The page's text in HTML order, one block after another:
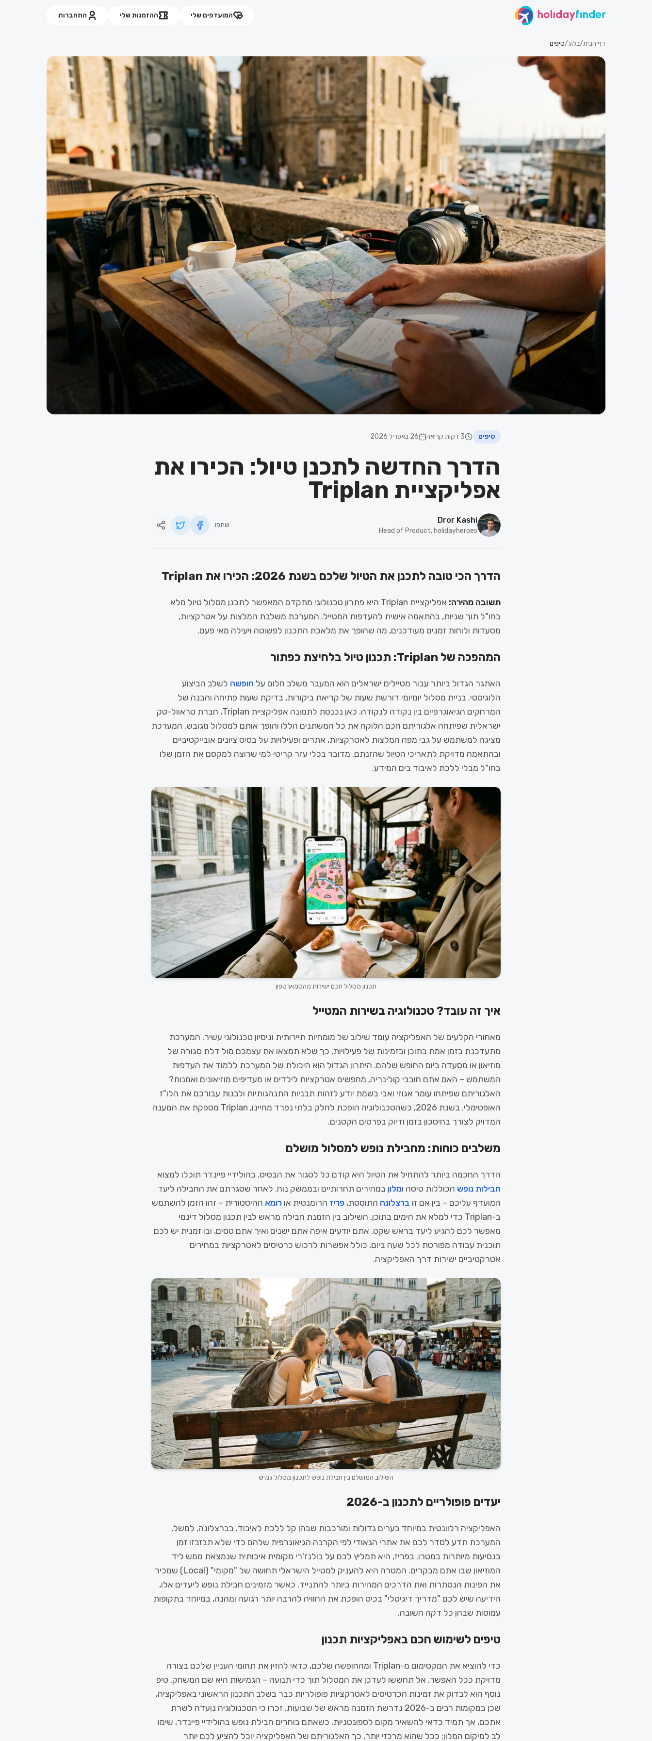
המועדפים שלי ההזמנות שלי התחברות
דף הבית/בלוג/טיפים
טיפים 3 דקות קריאה 26 באפריל 2026
הדרך החדשה לתכנן טיול: הכירו את
אפליקציית Triplan
Dror Kashi
Head of Product, holidayheroes
שתפו:
הדרך הכי טובה לתכנן את הטיול שלכם בשנת 2026: הכירו את Triplan
תשובה מהירה:
אפליקציית Triplan היא פתרון טכנולוגי מתקדם המאפשר לתכנן מסלול טיול מלא
בחו"ל תוך שניות, בהתאמה אישית להעדפות המטייל. המערכת משלבת המלצות על אטרקציות,
מסעדות ולוחות זמנים מעודכנים, מה שהופך את מלאכת התכנון לפשוטה ויעילה מאי פעם.
המהפכה של Triplan: תכנון טיול בלחיצת כפתור
האתגר הגדול ביותר עבור מטיילים ישראלים הוא המעבר משלב חלום על חופשה לשלב הביצוע
הלוגיסטי. בניית מסלול יומיומי דורשת שעות של קריאת ביקורות, בדיקת שעות פתיחה והבנה של
המרחקים הגיאוגרפיים בין נקודה לנקודה. כאן נכנסת לתמונה אפליקציית Triplan, חברת טראוול-טק
ישראלית שפיתחה אלגוריתם חכם הלוקח את כל המשתנים הללו והופך אותם למסלול מגובש. המערכת
מציגה למשתמש על גבי מפה המלצות לאטרקציות, אתרים ופעילויות על בסיס ציונים אובייקטיביים
ובהתאמה מדויקת לתאריכי הטיול שהזנתם. מדובר בכלי עזר קריטי למי שרוצה למקסם את הזמן שלו
בחו"ל מבלי ללכת לאיבוד בים המידע.
תכנון מסלול חכם ישירות מהסמארטפון
איך זה עובד? טכנולוגיה בשירות המטייל
מאחורי הקלעים של האפליקציה עומד שילוב של מומחיות תיירותית וניסיון טכנולוגי עשיר. המערכת
מתעדכנת בזמן אמת בתוכן ובזמינות של פעילויות, כך שלא תמצאו את עצמכם מול דלת סגורה של
מוזיאון או מסעדה ביום החופש שלהם. היתרון הגדול הוא היכולת של המערכת ללמוד את העדפות
המשתמש – האם אתם חובבי קולינריה, מחפשים אטרקציות לילדים או מעדיפים מוזיאונים ואמנות?
האלגוריתם שפיתחו עומר אגוזי ואבי בשמת יודע לזהות תבניות התנהגותיות ולבנות עבורכם את הלו"ז
האופטימלי. בשנת 2026, כשהטכנולוגיה הופכת לחלק בלתי נפרד מחיינו, Triplan מספקת את המענה
המדויק לצורך בחיסכון בזמן ודיוק בפרטים הקטנים.
משלבים כוחות: מחבילת נופש למסלול מושלם
הדרך החכמה ביותר להתחיל את הטיול היא קודם כל לסגור את הבסיס. בהולידיי פיינדר תוכלו למצוא
חבילות נופש הכוללות טיסה ומלון במחירים תחרותיים ובממשק נוח. לאחר שסגרתם את החבילה ליעד
המועדף עליכם – בין אם זו ברצלונה התוססת, פריז הרומנטית או רומא ההיסטורית – זהו הזמן להשתמש
ב-Triplan כדי למלא את הימים בתוכן. השילוב בין הזמנת חבילה מראש לבין תכנון מסלול דינמי
מאפשר לכם להגיע ליעד בראש שקט. אתם יודעים איפה אתם ישנים ואיך אתם טסים, ובו זמנית יש לכם
תוכנית עבודה מפורטת לכל שעה ביום, כולל אפשרות לרכוש כרטיסים לאטרקציות במחירים
אטרקטיביים ישירות דרך האפליקציה.
השילוב המושלם בין חבילת נופש לתכנון מסלול גמיש
יעדים פופולריים לתכנון ב-2026
האפליקציה רלוונטית במיוחד בערים גדולות ומורכבות שבהן קל ללכת לאיבוד. בברצלונה, למשל,
המערכת תדע לסדר לכם את אתרי הגאודי לפי הקרבה הגיאוגרפית שלהם כדי שלא תבזבזו זמן
בנסיעות מיותרות במטרו. בפריז, היא תמליץ לכם על בולנז'רי מקומית איכותית שנמצאת ממש ליד
המוזיאון שבו אתם מבקרים. המטרה היא להעניק למטייל הישראלי תחושה של "מקומי" (Local) שמכיר
את הפינות הנסתרות ואת הדרכים המהירות ביותר להתנייד. כאשר מזמינים חבילת נופש ליעדים אלו,
הידיעה שיש לכם "מדריך דיגיטלי" בכיס הופכת את החוויה להרבה יותר רגועה ומהנה, במיוחד בתקופות
עמוסות שבהן כל דקה חשובה.
טיפים לשימוש חכם באפליקציות תכנון
כדי להוציא את המקסימום מ-Triplan ומהחופשה שלכם, כדאי להזין את תחומי העניין שלכם בצורה
מדויקת ככל האפשר. אל תחששו לעדכן את המסלול תוך כדי תנועה – הגמישות היא שם המשחק. טיפ
נוסף הוא לבדוק את זמינות הכרטיסים לאטרקציות פופולריות כבר בשלב התכנון הראשוני באפליקציה,
שכן במקומות רבים ב-2026 נדרשת הזמנה מראש של שבועות. זכרו כי הטכנולוגיה נועדה לשרת
אתכם, אך תמיד כדאי להשאיר מקום לספונטניות. כשאתם בוחרים חבילת נופש בהולידיי פיינדר, שימו
לב למיקום המלון; ככל שהוא מרכזי יותר, כך האלגוריתם של האפליקציה יוכל להציע לכם יותר